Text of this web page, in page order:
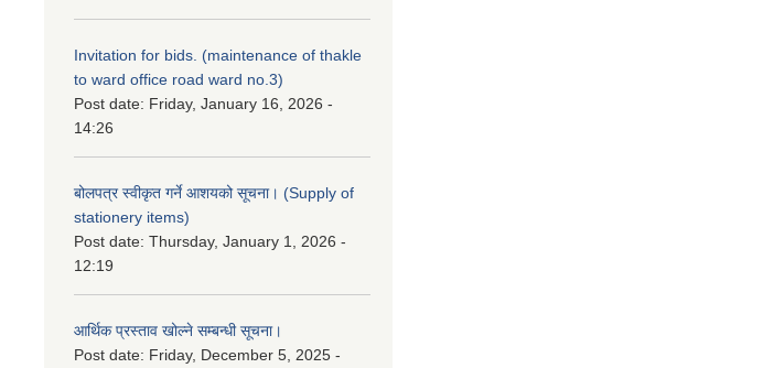
Invitation for bids. (maintenance of thakle
to ward office road ward no.3)
Post date: Friday, January 16, 2026 -
14:26
बोलपत्र स्वीकृत गर्ने आशयको सूचना। (Supply of
stationery items)
Post date: Thursday, January 1, 2026 -
12:19
आर्थिक प्रस्ताव खोल्ने सम्बन्धी सूचना।
Post date: Friday, December 5, 2025 -